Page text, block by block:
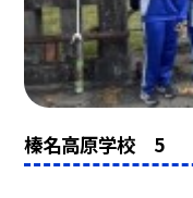
榛名高原学校 5